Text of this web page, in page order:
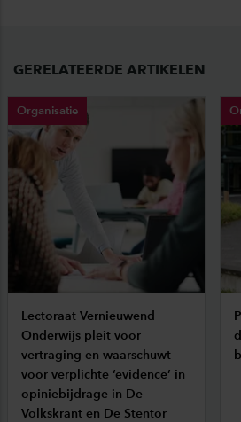
GERELATEERDE ARTIKELEN
Organisatie
Lectoraat Vernieuwend
Onderwijs pleit voor
vertraging en waarschuwt
voor verplichte ‘evidence’ in
opiniebijdrage in De
Volkskrant en De Stentor